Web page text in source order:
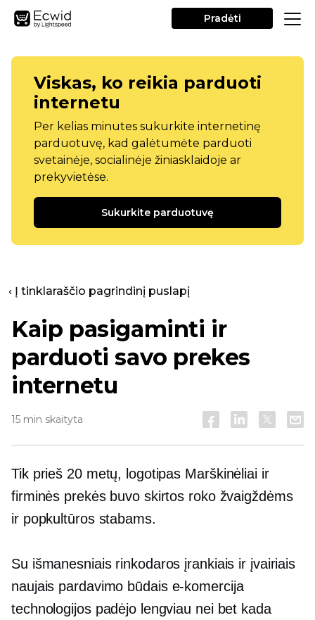
Pradėti
Viskas, ko reikia parduoti
internetu
Per kelias minutes sukurkite internetinę
parduotuvę, kad galėtumėte parduoti
svetainėje, socialinėje žiniasklaidoje ar
prekyvietėse.
Sukurkite parduotuvę
‹ Į tinklaraščio pagrindinį puslapį
Kaip pasigaminti ir
parduoti savo prekes
internetu
15 min skaityta
Tik prieš 20 metų, logotipas Marškinėliaiir
firminės prekės buvo skirtos roko žvaigždėms
ir popkultūros stabams.
Su išmanesniais rinkodaros įrankiais ir įvairiais
naujais pardavimo būdais e-komercija
technologijos padėjo lengviau nei bet kada